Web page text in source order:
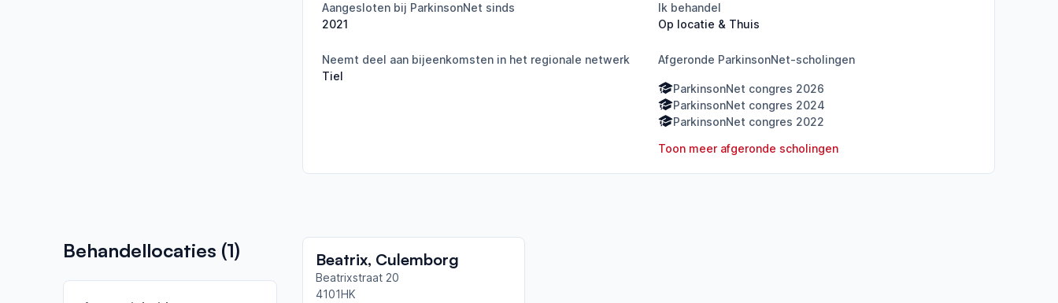
Aangesloten bij ParkinsonNet sinds
2021
Ik behandel
Op locatie & Thuis
Neemt deel aan bijeenkomsten in het regionale netwerk
Tiel
Afgeronde ParkinsonNet-scholingen
ParkinsonNet congres 2026
ParkinsonNet congres 2024
ParkinsonNet congres 2022
Toon meer afgeronde scholingen
Behandellocaties (1) Beatrix, Culemborg
Beatrixstraat 20
4101HK